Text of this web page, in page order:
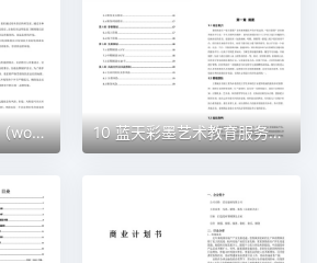
11 甜品店商业计划书（word+ppt配套）创业计划书word模板 10 蓝天彩墨艺术教育服务平台商业计划书（word+ppt配套）创业计划书word模板